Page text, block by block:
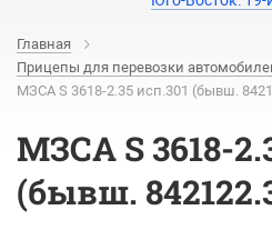
Главная
Прицепы для перевозки
МЗСА S 3618-2.35 исп.301 (бывш.
МЗСА S 3618-
(бывш.